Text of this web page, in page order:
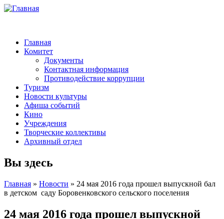
Главная
Комитет
Документы
Контактная информация
Противодействие коррупции
Туризм
Новости культуры
Афиша событий
Кино
Учреждения
Творческие коллективы
Архивный отдел
Вы здесь
Главная » Новости » 24 мая 2016 года прошел выпускной бал
в детском саду Боровенковского сельского поселения
24 мая 2016 года прошел выпускной